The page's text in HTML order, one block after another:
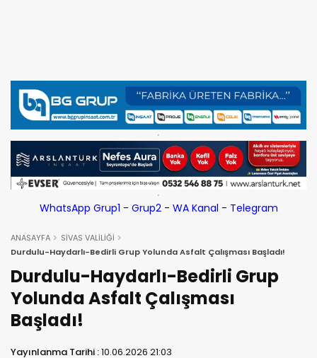
WhatsApp Grup1 - Grup2- WA Kanal - Telegram
ANASAYFA
SİVAS VALİLİĞİ
Durdulu-Haydarlı-Bedirli Grup Yolunda Asfalt Çalışması Başladı!
Durdulu-Haydarlı-Bedirli Grup
Yolunda Asfalt Çalışması
Başladı!
Yayınlanma Tarihi :10.06.2026 21:03